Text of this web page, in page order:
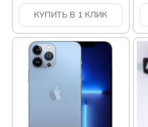
КУПИТЬ В 1 КЛИК